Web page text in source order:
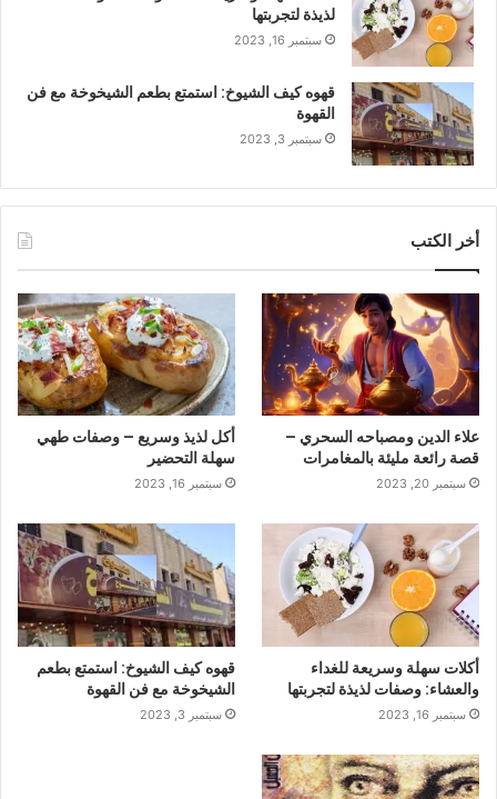
لذيذة لتجربتها
سبتمبر 16, 2023
قهوه كيف الشيوخ: استمتع بطعم الشيخوخة مع فن
القهوة
سبتمبر 3, 2023
أخر الكتب
علاء الدين ومصباحه السحري –
قصة رائعة مليئة بالمغامرات
سبتمبر 20, 2023
أكل لذيذ وسريع – وصفات طهي
سهلة التحضير
سبتمبر 16, 2023
أكلات سهلة وسريعة للغداء
والعشاء: وصفات لذيذة لتجربتها
سبتمبر 16, 2023
قهوه كيف الشيوخ: استمتع بطعم
الشيخوخة مع فن القهوة
سبتمبر 3, 2023